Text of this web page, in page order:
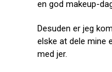
en god makeup-
Desuden er jeg
elske at dele mine
med jer.